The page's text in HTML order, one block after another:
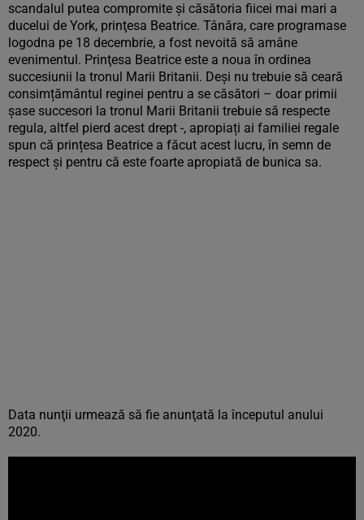
scandalul putea compromite şi căsătoria fiicei mai mari a
ducelui de York, prinţesa Beatrice. Tânăra, care programase
logodna pe 18 decembrie, a fost nevoită să amâne
evenimentul. Prinţesa Beatrice este a noua în ordinea
succesiunii la tronul Marii Britanii. Deși nu trebuie să ceară
consimțământul reginei pentru a se căsători – doar primii
șase succesori la tronul Marii Britanii trebuie să respecte
regula, altfel pierd acest drept -, apropiați ai familiei regale
spun că prințesa Beatrice a făcut acest lucru, în semn de
respect și pentru că este foarte apropiată de bunica sa.
Data nunţii urmează să fie anunţată la începutul anului
2020.